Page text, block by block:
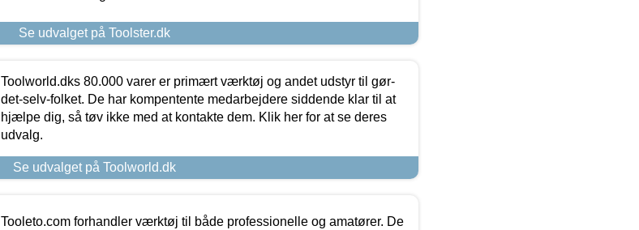
Se udvalget på Toolster.dk
Toolworld.dks 80.000 varer er primært værktøj og andet udstyr til gør-
det-selv-folket. De har kompentente medarbejdere siddende klar til at
hjælpe dig, så tøv ikke med at kontakte dem. Klik her for at se deres
udvalg.
Se udvalget på Toolworld.dk
Tooleto.com forhandler værktøj til både professionelle og amatører. De